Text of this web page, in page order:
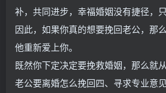
补，共同进步，幸福婚姻没有捷径，
因此，如果你真的想要挽回老公，那
他重新爱上你。
既然你下定决定要挽救婚姻，那么就
老公要离婚怎么挽回四、寻求专业意